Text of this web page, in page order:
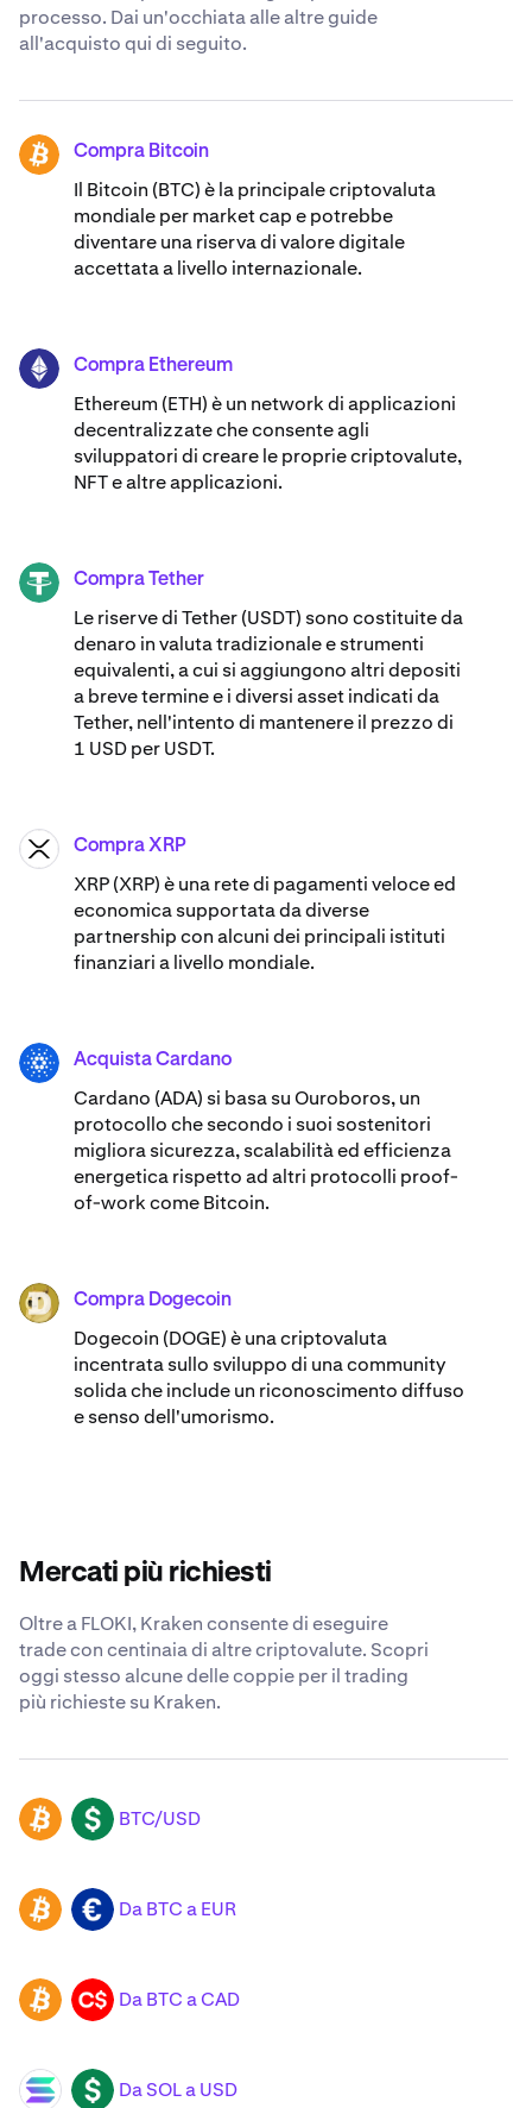
processo. Dai un'occhiata alle altre guide
all'acquisto qui di seguito.
BTC Compra Bitcoin
Il Bitcoin (BTC) è la principale criptovaluta
mondiale per market cap e potrebbe
diventare una riserva di valore digitale
accettata a livello internazionale.
ETH Compra Ethereum
Ethereum (ETH) è un network di applicazioni
decentralizzate che consente agli
sviluppatori di creare le proprie criptovalute,
NFT e altre applicazioni.
USDT Compra Tether
Le riserve di Tether (USDT) sono costituite da
denaro in valuta tradizionale e strumenti
equivalenti, a cui si aggiungono altri depositi
a breve termine e i diversi asset indicati da
Tether, nell'intento di mantenere il prezzo di
1 USD per USDT.
XRP Compra XRP
XRP (XRP) è una rete di pagamenti veloce ed
economica supportata da diverse
partnership con alcuni dei principali istituti
finanziari a livello mondiale.
ADA Acquista Cardano
Cardano (ADA) ​​si basa su Ouroboros, un
protocollo che secondo i suoi sostenitori
migliora sicurezza, scalabilità ed efficienza
energetica rispetto ad altri protocolli proof-
of-work come Bitcoin.
DOGE Compra Dogecoin
Dogecoin (DOGE) è una criptovaluta
incentrata sullo sviluppo di una community
solida che include un riconoscimento diffuso
e senso dell'umorismo.
Mercati più richiesti
Oltre a FLOKI, Kraken consente di eseguire
trade con centinaia di altre criptovalute. Scopri
oggi stesso alcune delle coppie per il trading
più richieste su Kraken.
BTC USD BTC/USD
BTC EUR Da BTC a EUR
BTC CAD Da BTC a CAD
SOL USD Da SOL a USD